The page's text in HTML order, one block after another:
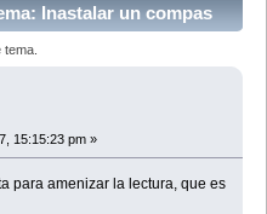
Inastalar un compas
veces)
15:15:23 pm »
para amenizar la lectura, que es